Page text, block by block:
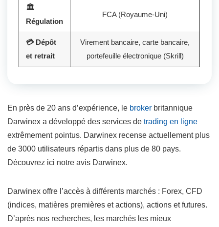
🏛️
Régulation
FCA (Royaume-Uni)
💳 Dépôt
et retrait
Virement bancaire, carte bancaire,
portefeuille électronique (Skrill)
En près de 20 ans d’expérience, le broker britannique
Darwinex a développé des services de trading en ligne
extrêmement pointus. Darwinex recense actuellement plus
de 3000 utilisateurs répartis dans plus de 80 pays.
Découvrez ici notre avis Darwinex.
Darwinex offre l’accès à différents marchés : Forex, CFD
(indices, matières premières et actions), actions et futures.
D’après nos recherches, les marchés les mieux